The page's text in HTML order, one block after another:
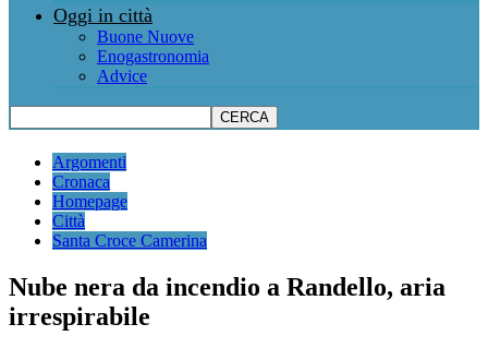
Oggi in città
Buone Nuove
Enogastronomia
Advice
Argomenti
Cronaca
Homepage
Città
Santa Croce Camerina
Nube nera da incendio a Randello, aria
irrespirabile